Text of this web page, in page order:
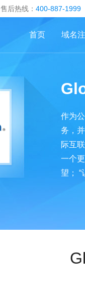
售后热线： 400-887-1999
域名
首页
作为
务，
际互
一个
望； “